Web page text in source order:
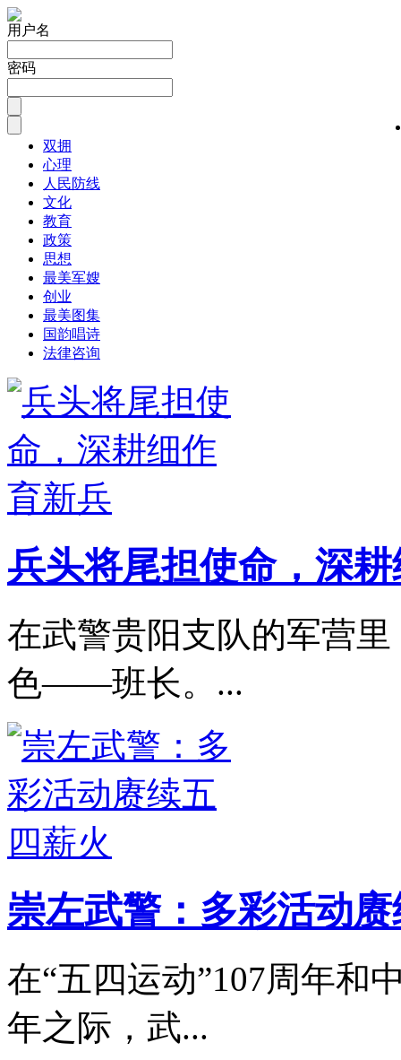
用户名
密码
双拥
心理
人民防线
文化
教育
政策
思想
最美军嫂
创业
最美图集
国韵唱诗
法律咨询
兵头将尾担使命，深
在武警贵阳支队的军营
色——班长。...
崇左武警：多彩活动
在“五四运动”107周年和
年之际，武...